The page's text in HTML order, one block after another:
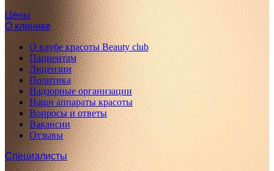
Цены
О клинике
О клубе красоты Beauty club
Пациентам
Лицензии
Политика
Надзорные организации
Наши аппараты красоты
Вопросы и ответы
Вакансии
Отзывы
Специалисты